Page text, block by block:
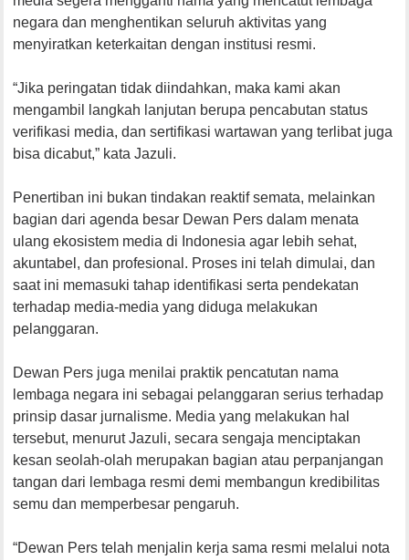
negara dan menghentikan seluruh aktivitas yang
menyiratkan keterkaitan dengan institusi resmi.
“Jika peringatan tidak diindahkan, maka kami akan
mengambil langkah lanjutan berupa pencabutan status
verifikasi media, dan sertifikasi wartawan yang terlibat juga
bisa dicabut,” kata Jazuli.
Penertiban ini bukan tindakan reaktif semata, melainkan
bagian dari agenda besar Dewan Pers dalam menata
ulang ekosistem media di Indonesia agar lebih sehat,
akuntabel, dan profesional. Proses ini telah dimulai, dan
saat ini memasuki tahap identifikasi serta pendekatan
terhadap media-media yang diduga melakukan
pelanggaran.
Dewan Pers juga menilai praktik pencatutan nama
lembaga negara ini sebagai pelanggaran serius terhadap
prinsip dasar jurnalisme. Media yang melakukan hal
tersebut, menurut Jazuli, secara sengaja menciptakan
kesan seolah-olah merupakan bagian atau perpanjangan
tangan dari lembaga resmi demi membangun kredibilitas
semu dan memperbesar pengaruh.
“Dewan Pers telah menjalin kerja sama resmi melalui nota